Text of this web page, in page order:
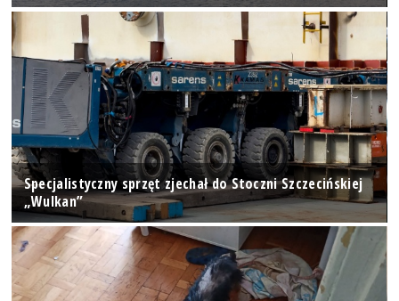
Specjalistyczny sprzęt zjechał do Stoczni Szczecińskiej
„Wulkan”